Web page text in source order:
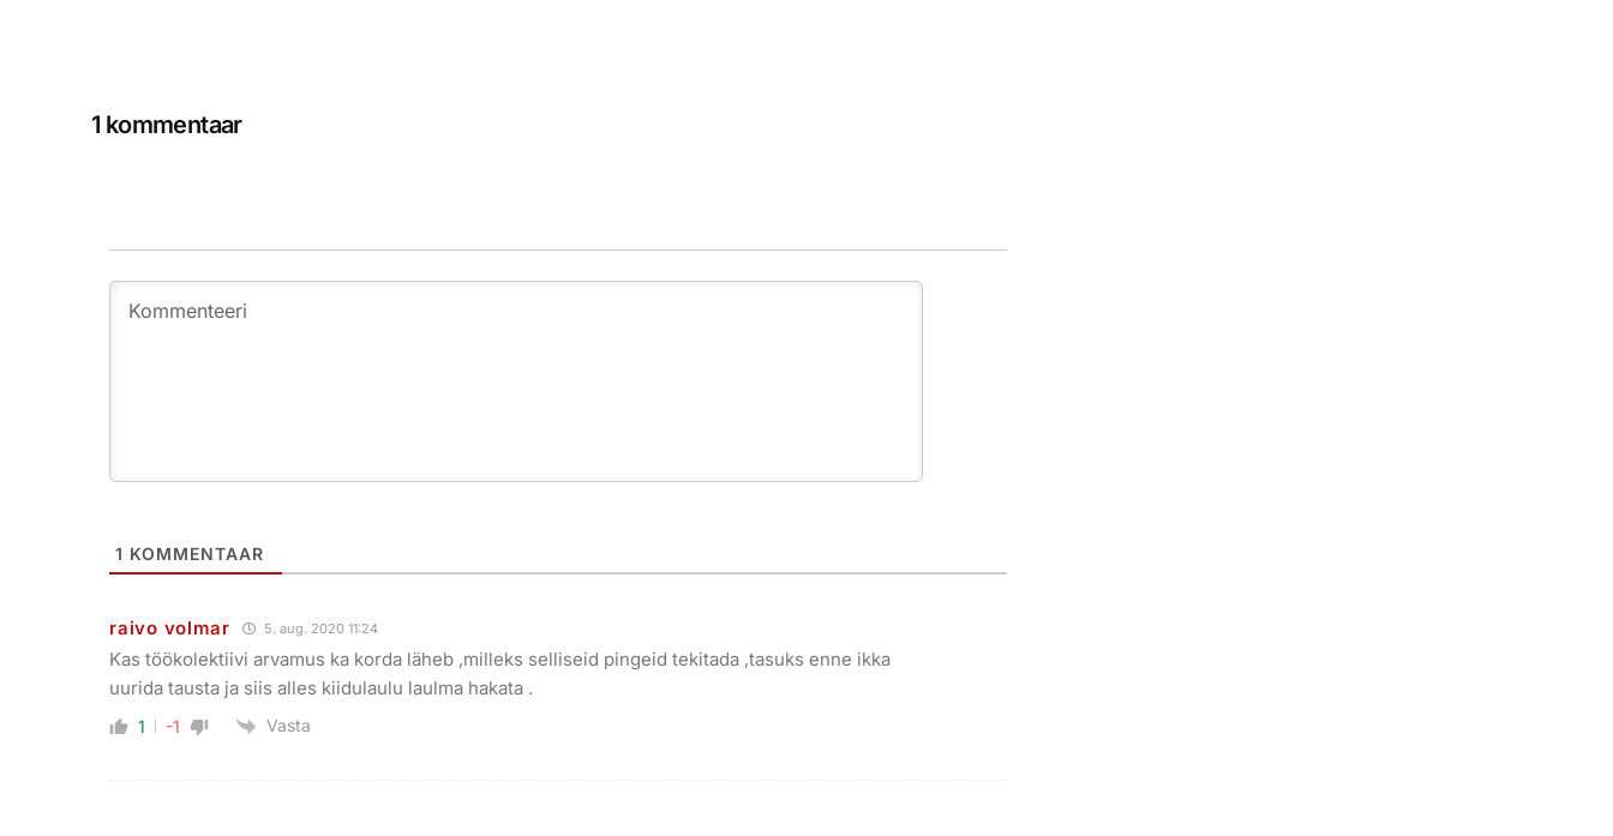
1 kommentaar
1 KOMMENTAAR
raivo volmar 5. aug. 2020 11:24
Kas töökolektiivi arvamus ka korda läheb ,milleks selliseid pingeid tekitada ,tasuks enne ikka
uurida tausta ja siis alles kiidulaulu laulma hakata .
1 -1 Vasta